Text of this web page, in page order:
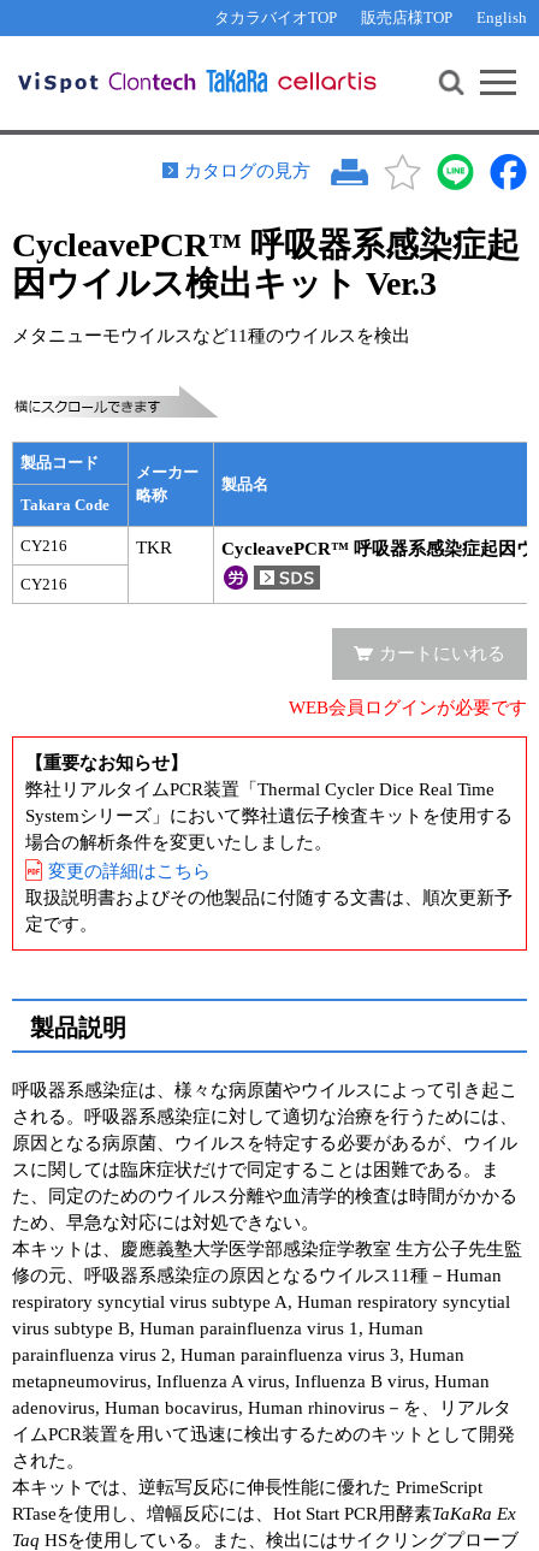
タカラバイオTOP 販売店様TOP English
機能解析・サイレンシング
PCR・等温増幅
リアルタイムPCR（qPCR）
装置・ソフトウェア
サンプル請求
テクニカルサポートライン
その他 ライセンスに関するご相談
遺伝子組換え生物該当製品
研究支援ツール
Cut-Site Navigator 制限酵素切断サイトの検索
In-Fusion Cloning プライマー設計
抗体検索サイト
リアルタイムPCR（インターカレーター法）
プライマー・プローブ検索・注文
機器ソフトウェア・ベクター配列ダウンロード
ラーニングセンター
実験ガイド
リアルタイムPCR実験ガイド
遺伝子検査ガイド（食品・水質・家畜他）
幹細胞・再生医療研究ガイド
クローニング実験ガイド
細胞選択ガイド
エピジェネティクス実験ガイド
アプリケーションノート
ユーザーズボイス集
動画ライブラリー
Q&A
お問い合わせ WEB会員登録
カタログの見方
CycleavePCR™ 呼吸器系感染症起
因ウイルス検出キット Ver.3
メタニューモウイルスなど11種のウイルスを検出
製品コード
メーカー
略称
製品名
Takara Code
CY216 TKR CycleavePCR™ 呼吸器系感染症起因
CY216
カートにいれる
WEB会員ログインが必要です
【重要なお知らせ】
弊社リアルタイムPCR装置「Thermal Cycler Dice Real Time
Systemシリーズ」において弊社遺伝子検査キットを使用する
場合の解析条件を変更いたしました。
変更の詳細はこちら
取扱説明書およびその他製品に付随する文書は、順次更新予
定です。
製品説明
呼吸器系感染症は、様々な病原菌やウイルスによって引き起こ
される。呼吸器系感染症に対して適切な治療を行うためには、
原因となる病原菌、ウイルスを特定する必要があるが、ウイル
スに関しては臨床症状だけで同定することは困難である。ま
た、同定のためのウイルス分離や血清学的検査は時間がかかる
ため、早急な対応には対処できない。
本キットは、慶應義塾大学医学部感染症学教室 生方公子先生監
修の元、呼吸器系感染症の原因となるウイルス11種－Human
respiratory syncytial virus subtype A, Human respiratory syncytial
virus subtype B, Human parainfluenza virus 1, Human
parainfluenza virus 2, Human parainfluenza virus 3, Human
metapneumovirus, Influenza A virus, Influenza B virus, Human
adenovirus, Human bocavirus, Human rhinovirus－を、リアルタ
イムPCR装置を用いて迅速に検出するためのキットとして開発
された。
本キットでは、逆転写反応に伸長性能に優れた PrimeScript
RTaseを使用し、増幅反応には、Hot Start PCR用酵素TaKaRa Ex
Taq HSを使用している。また、検出にはサイクリングプローブ